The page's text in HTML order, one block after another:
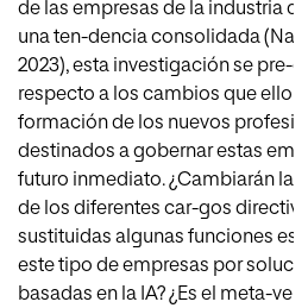
de las empresas de la industria
una ten-dencia consolidada
2023), esta investigación se pre-
respecto a los cambios que ello
formación de los nuevos
destinados a gobernar estas
futuro inmediato. ¿Cambiarán
de los diferentes car-gos
sustituidas algunas funciones
este tipo de empresas por
basadas en la IA? ¿Es el meta-